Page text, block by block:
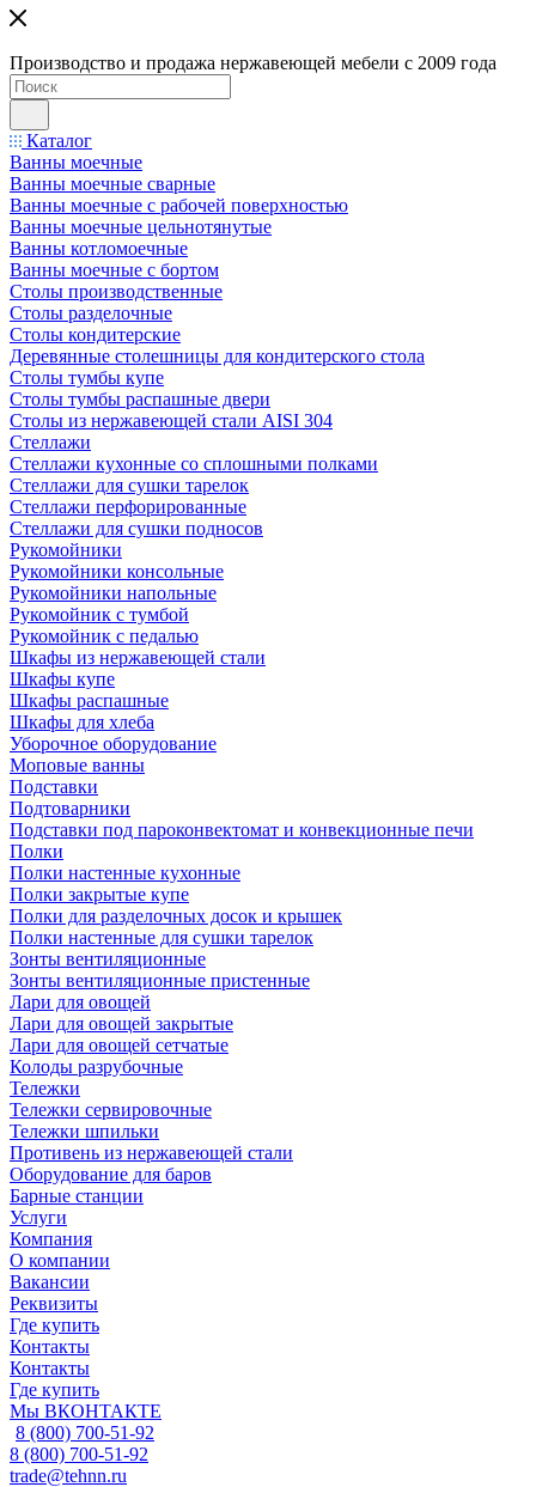
Производство и продажа нержавеющей мебели с 2009 года
Каталог
Ванны моечные
Ванны моечные сварные
Ванны моечные с рабочей поверхностью
Ванны моечные цельнотянутые
Ванны котломоечные
Ванны моечные с бортом
Столы производственные
Столы разделочные
Столы кондитерские
Деревянные столешницы для кондитерского стола
Столы тумбы купе
Столы тумбы распашные двери
Столы из нержавеющей стали AISI 304
Стеллажи
Стеллажи кухонные со сплошными полками
Стеллажи для сушки тарелок
Стеллажи перфорированные
Стеллажи для сушки подносов
Рукомойники
Рукомойники консольные
Рукомойники напольные
Рукомойник с тумбой
Рукомойник с педалью
Шкафы из нержавеющей стали
Шкафы купе
Шкафы распашные
Шкафы для хлеба
Уборочное оборудование
Моповые ванны
Подставки
Подтоварники
Подставки под пароконвектомат и конвекционные печи
Полки
Полки настенные кухонные
Полки закрытые купе
Полки для разделочных досок и крышек
Полки настенные для сушки тарелок
Зонты вентиляционные
Зонты вентиляционные пристенные
Лари для овощей
Лари для овощей закрытые
Лари для овощей сетчатые
Колоды разрубочные
Тележки
Тележки сервировочные
Тележки шпильки
Противень из нержавеющей стали
Оборудование для баров
Барные станции
Услуги
Компания
О компании
Вакансии
Реквизиты
Где купить
Контакты
Контакты
Где купить
Мы ВКОНТАКТЕ
8 (800) 700-51-92
8 (800) 700-51-92
trade@tehnn.ru